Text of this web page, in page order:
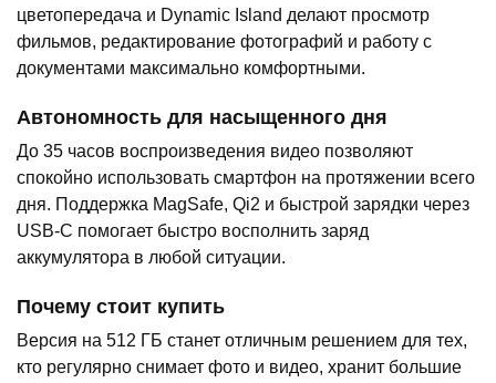
цветопередача и Dynamic Island делают просмотр
фильмов, редактирование фотографий и работу с
документами максимально комфортными.
Автономность для насыщенного дня
До 35 часов воспроизведения видео позволяют
спокойно использовать смартфон на протяжении всего
дня. Поддержка MagSafe, Qi2 и быстрой зарядки через
USB-C помогает быстро восполнить заряд
аккумулятора в любой ситуации.
Почему стоит купить
Версия на 512 ГБ станет отличным решением для тех,
кто регулярно снимает фото и видео, хранит большие